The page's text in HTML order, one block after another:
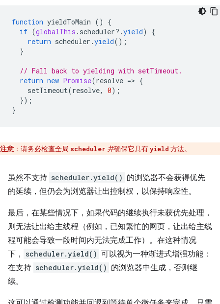
function yieldToMain ()
{
if (globalThis . scheduler? .yield)
{
return scheduler .yield();
}
// Fall back to yielding with setTimeout.
return new Promise(resolve => {
setTimeout(resolve, 0);
});
}
注意 ：请务必检查全局 scheduler 并确保它具有yield 方法。
虽然不支持 scheduler.yield() 的浏览器不会获得优先
的延续，但仍会为浏览器让出控制权，以保持响应性。
最后，在某些情况下，如果代码的继续执行未获优先处理，
则无法让出给主线程（例如，已知繁忙的网页，让出给主线
程可能会导致一段时间内无法完成工作）。在这种情况
下，
scheduler.yield() 可以视为一种渐进式增强功能：
在支持 scheduler.yield() 的浏览器中生成，否则继
续。